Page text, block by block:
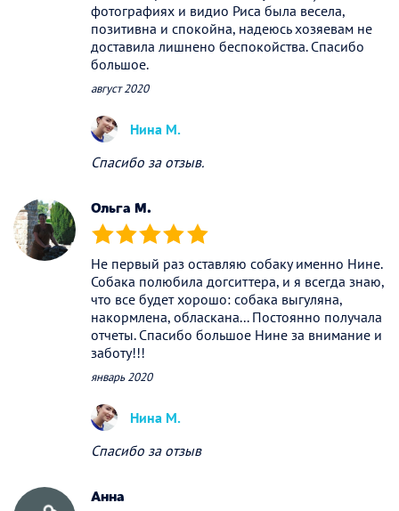
фотографиях и видио Риса была весела,
позитивна и спокойна, надеюсь хозяевам не
доставила лишнено беспокойства. Спасибо
большое.
август 2020
Нина М.
Спасибо за отзыв.
Ольга М.
(*) (*) (*) (*) (*)
Не первый раз оставляю собаку именно Нине.
Собака полюбила догситтера, и я всегда знаю,
что все будет хорошо: собака выгуляна,
накормлена, обласкана... Постоянно получала
отчеты. Спасибо большое Нине за внимание и
заботу!!!
январь 2020
Нина М.
Спасибо за отзыв
Анна